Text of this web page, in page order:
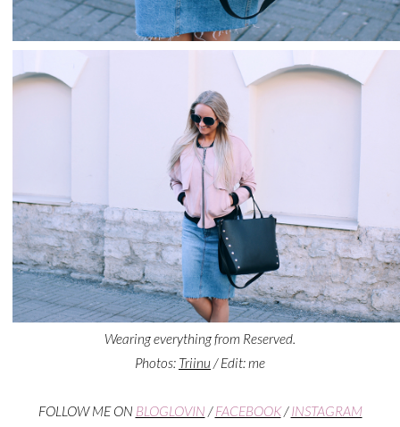
Wearing everything from Reserved.
Photos: Triinu/ Edit: me
FOLLOW ME ON BLOGLOVIN /FACEBOOK/INSTAGRAM